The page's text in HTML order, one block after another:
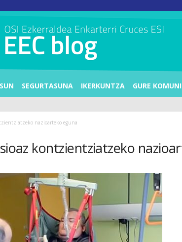
SEGURTASUNA IKERKUNTZA GURE
nazioarteko eguna
kontzientziatzeko